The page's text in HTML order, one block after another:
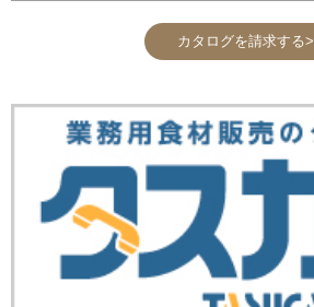
カタログを請求する>